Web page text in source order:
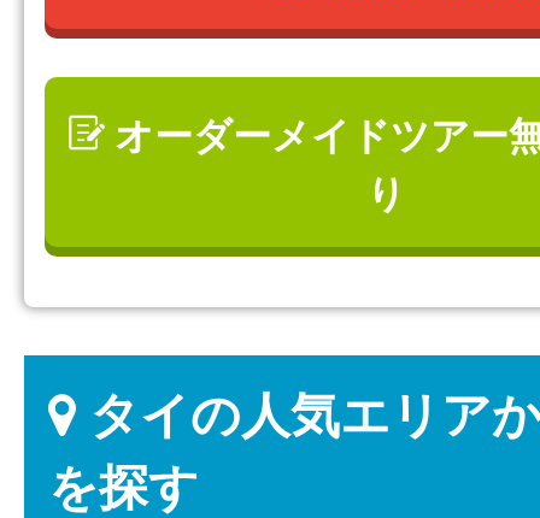
オーダーメイドツアー
り
タイの人気エリア
を探す